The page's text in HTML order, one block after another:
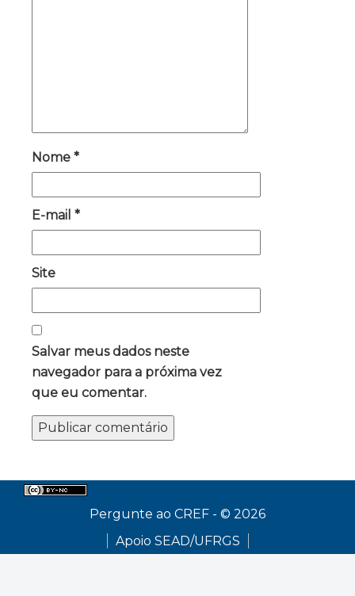
Nome *
E-mail *
Site
Salvar meus dados neste
navegador para a próxima vez
que eu comentar.
Pergunte ao CREF - © 2026
Apoio SEAD/UFRGS